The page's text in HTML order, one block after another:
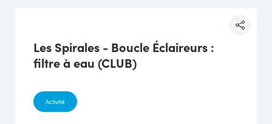
Les Spirales - Boucle Éclaireurs :
filtre à eau (CLUB)
Activité